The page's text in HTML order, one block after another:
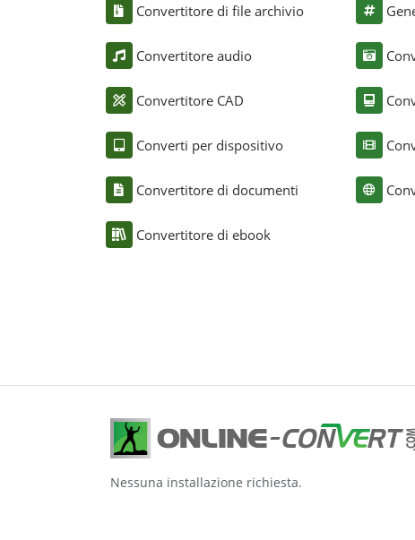
Convertitore di file archivio
Convertitore audio
Convertitore CAD
Converti per dispositivo
Convertitore di documenti
Convertitore di ebook
Nessuna installazione richiesta.